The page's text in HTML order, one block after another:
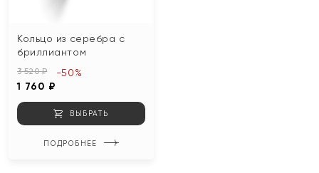
Кольцо из серебра с
бриллиантом
3 520 ₽
1 760 ₽
-50%
ВЫБРАТЬ
ПОДРОБНЕЕ